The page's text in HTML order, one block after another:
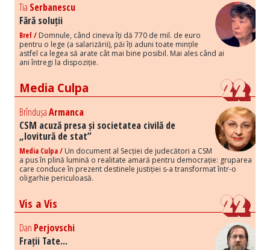
Tia Serbanescu
Fără soluții
Bref / Domnule, când cineva îți dă 770 de mil. de euro
pentru o lege (a salarizării), păi îți aduni toate mințile
astfel ca legea să arate cât mai bine posibil. Mai ales când ai
ani întregi la dispoziție.
Media Culpa
BrîndușaArmanca
CSM acuză presa și societatea civilă de
„lovitură de stat”
Media Culpa / Un document al Secției de judecători a CSM
a pus în plină lumină o realitate amară pentru democrație: gruparea
care conduce în prezent destinele justiției s-a transformat într-o
oligarhie periculoasă.
Vis a Vis
Dan Perjovschi
Frații Tate...